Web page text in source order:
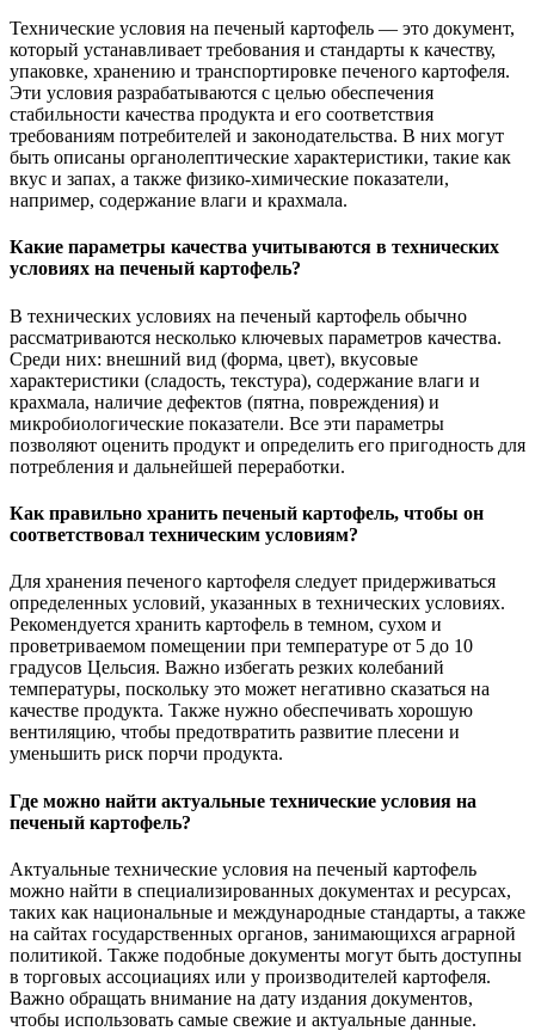
Технические условия на печеный картофель — это документ,
который устанавливает требования и стандарты к качеству,
упаковке, хранению и транспортировке печеного картофеля.
Эти условия разрабатываются с целью обеспечения
стабильности качества продукта и его соответствия
требованиям потребителей и законодательства. В них могут
быть описаны органолептические характеристики, такие как
вкус и запах, а также физико-химические показатели,
например, содержание влаги и крахмала.
Какие параметры качества учитываются в технических
условиях на печеный картофель?
В технических условиях на печеный картофель обычно
рассматриваются несколько ключевых параметров качества.
Среди них: внешний вид (форма, цвет), вкусовые
характеристики (сладость, текстура), содержание влаги и
крахмала, наличие дефектов (пятна, повреждения) и
микробиологические показатели. Все эти параметры
позволяют оценить продукт и определить его пригодность для
потребления и дальнейшей переработки.
Как правильно хранить печеный картофель, чтобы он
соответствовал техническим условиям?
Для хранения печеного картофеля следует придерживаться
определенных условий, указанных в технических условиях.
Рекомендуется хранить картофель в темном, сухом и
проветриваемом помещении при температуре от 5 до 10
градусов Цельсия. Важно избегать резких колебаний
температуры, поскольку это может негативно сказаться на
качестве продукта. Также нужно обеспечивать хорошую
вентиляцию, чтобы предотвратить развитие плесени и
уменьшить риск порчи продукта.
Где можно найти актуальные технические условия на
печеный картофель?
Актуальные технические условия на печеный картофель
можно найти в специализированных документах и ресурсах,
таких как национальные и международные стандарты, а также
на сайтах государственных органов, занимающихся аграрной
политикой. Также подобные документы могут быть доступны
в торговых ассоциациях или у производителей картофеля.
Важно обращать внимание на дату издания документов,
чтобы использовать самые свежие и актуальные данные.